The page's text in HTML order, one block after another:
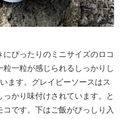
ぴったりのミニサイズのロコ
一粒が感じられるしっかりし
ます。グレイビーソースはス
かり味付けされています。と
です。下はご飯がびっしり入